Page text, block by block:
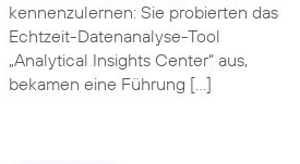
kennenzulernen: Sie probierten das
Echtzeit-Datenanalyse-Tool
„Analytical Insights Center“ aus,
bekamen eine Führung […]